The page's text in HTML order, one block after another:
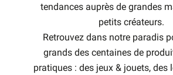
tendances auprès de grandes
petits créateurs.
Retrouvez dans notre paradis
grands des centaines de
pratiques : des jeux & jouets, des